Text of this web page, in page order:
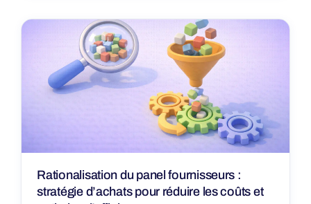
Rationalisation du panel fournisseurs :
stratégie d’achats pour réduire les coûts et